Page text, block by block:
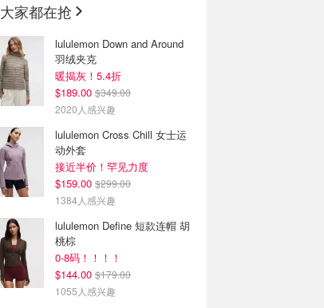
大家都在抢
lululemon Down and Around
羽绒夹克
暖揭灰！5.4折
$189.00 $349.00
2020人感兴趣
lululemon Cross Chill 女士运
动外套
接近半价！罕见力度
$159.00 $299.00
1384人感兴趣
lululemon Define 短款连帽 胡
桃棕
0-8码！！！！
$144.00 $179.00
1055人感兴趣